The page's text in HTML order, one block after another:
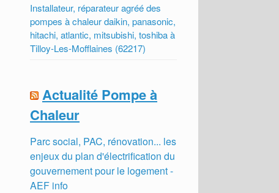
Installateur, réparateur agréé des
pompes à chaleur daikin, panasonic,
hitachi, atlantic, mitsubishi, toshiba à
Tilloy-Les-Mofflaines (62217)
Actualité Pompe à
Chaleur
Parc social, PAC, rénovation... les
enjeux du plan d'électrification du
gouvernement pour le logement -
AEF info